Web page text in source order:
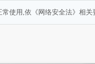
使用,依《网络安全法》相